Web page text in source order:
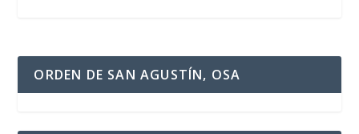
ORDEN DE SAN AGUSTÍN, OSA